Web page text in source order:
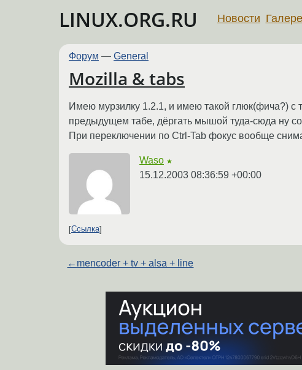
LINUX.ORG.RU Новости
Форум — General
Mozilla & tabs
Имею мурзилку 1.2.1, и имею такой глюк(фича?) с
предыдущем табе, дёргать мышой туда-сюда ну
При переключении по Ctrl-Tab фокус вообще
Waso ★
15.12.2003 08:36:59 +00:00
Ссылка
← mencoder + tv + alsa + line